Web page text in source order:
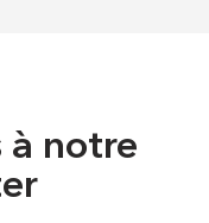
à notre